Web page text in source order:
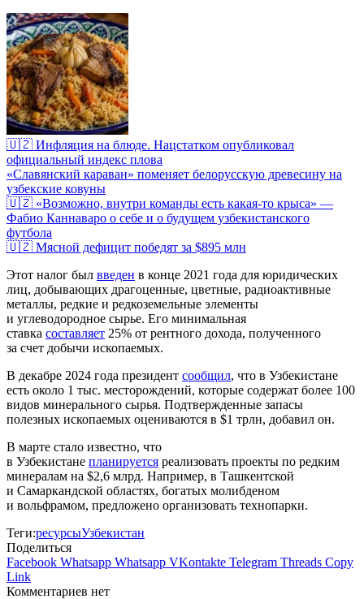
🇺🇿 Инфляция на блюде. Нацстатком опубликовал
официальный индекс плова
«Славянский караван» поменяет белорусскую древесину на
узбекские ковуны
🇺🇿 «Возможно, внутри команды есть какая-то крыса» —
Фабио Каннаваро о себе и о будущем узбекистанского
футбола
🇺🇿 Мясной дефицит победят за $895 млн
Этот налог был введен в конце 2021 года для юридических
лиц, добывающих драгоценные, цветные, радиоактивные
металлы, редкие и редкоземельные элементы
и углеводородное сырье. Его минимальная
ставка составляет 25% от рентного дохода, полученного
за счет добычи ископаемых.
В декабре 2024 года президент сообщил, что в Узбекистане
есть около 1 тыс. месторождений, которые содержат более 100
видов минерального сырья. Подтвержденные запасы
полезных ископаемых оцениваются в $1 трлн, добавил он.
В марте стало известно, что
в Узбекистане планируется реализовать проекты по редким
минералам на $2,6 млрд. Например, в Ташкентской
и Самаркандской областях, богатых молибденом
и вольфрамом, предложено организовать технопарки.
Теги:ресурсыУзбекистан
Поделиться
Facebook Whatsapp Whatsapp VKontakte Telegram Threads Copy
Link
Комментариев нет